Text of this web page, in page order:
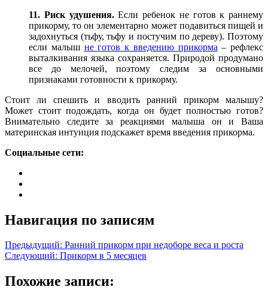
11. Риск удушения.Если ребенок не готов к раннему
прикорму, то он элементарно может подавиться пищей и
задохнуться (тьфу, тьфу и постучим по дереву). Поэтому
если малыш не готов к введению прикорма – рефлекс
выталкивания языка сохраняется. Природой продумано
все до мелочей, поэтому следим за основными
признаками готовности к прикорму.
Стоит ли спешить и вводить ранний прикорм малышу?
Может стоит подождать, когда он будет полностью готов?
Внимательно следите за реакциями малыша он и Ваша
материнская интуиция подскажет время введения прикорма.
Социальные сети:
Навигация по записям
Предыдущий: Ранний прикорм при недоборе веса и роста
Следующий: Прикорм в 5 месяцев
Похожие записи: